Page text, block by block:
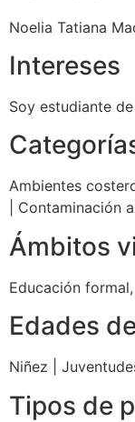
Noelia Tatiana
Intereses
Soy estudiante
Ambientes
Contaminación
Ámbitos
Educación
Edades
Niñez
Tipos de